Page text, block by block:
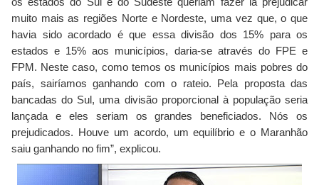
muito mais as regiões Norte e Nordeste, uma vez que, o que
havia sido acordado é que essa divisão dos 15% para os
estados e 15% aos municípios, daria-se através do FPE e
FPM. Neste caso, como temos os municípios mais pobres do
país, sairíamos ganhando com o rateio. Pela proposta das
bancadas do Sul, uma divisão proporcional à população seria
lançada e eles seriam os grandes beneficiados. Nós os
prejudicados. Houve um acordo, um equilíbrio e o Maranhão
saiu ganhando no fim”, explicou.